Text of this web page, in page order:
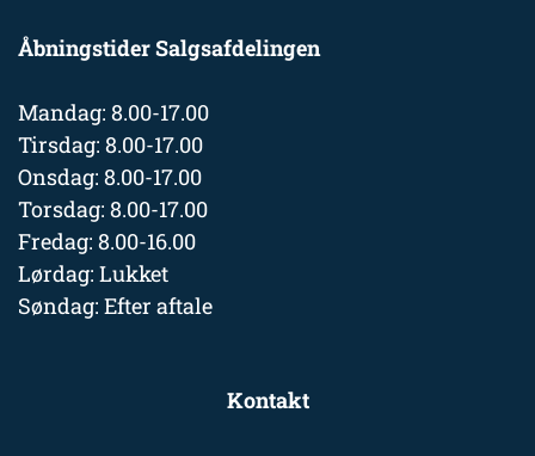
Åbningstider Salgsafdelingen
Mandag: 8.00-17.00
Tirsdag: 8.00-17.00
Onsdag: 8.00-17.00
Torsdag: 8.00-17.00
Fredag: 8.00-16.00
Lørdag: Lukket
Søndag: Efter aftale
Kontakt